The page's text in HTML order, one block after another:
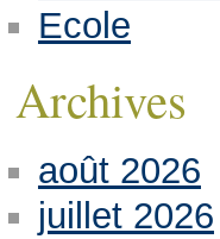
Ecole
Archives
août 2026
juillet 2026